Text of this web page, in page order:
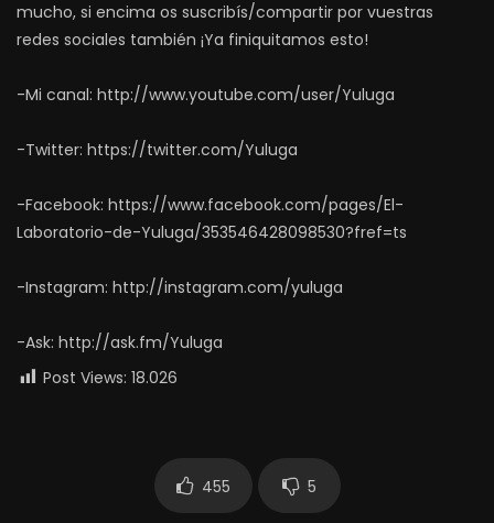
mucho, si encima os suscribís/compartir por vuestras
redes sociales también ¡Ya finiquitamos esto!
-Mi canal: http://www.youtube.com/user/Yuluga
-Twitter: https://twitter.com/Yuluga
-Facebook: https://www.facebook.com/pages/El-
Laboratorio-de-Yuluga/353546428098530?fref=ts
-Instagram: http://instagram.com/yuluga
-Ask: http://ask.fm/Yuluga
Post Views: 18.026
455 5